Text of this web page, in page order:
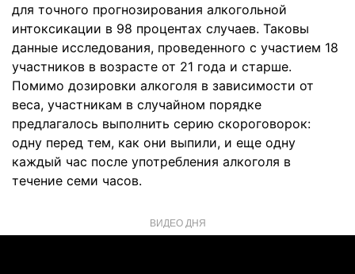
для точного прогнозирования алкогольной
интоксикации в 98 процентах случаев. Таковы
данные исследования, проведенного с участием 18
участников в возрасте от 21 года и старше.
Помимо дозировки алкоголя в зависимости от
веса, участникам в случайном порядке
предлагалось выполнить серию скороговорок:
одну перед тем, как они выпили, и еще одну
каждый час после употребления алкоголя в
течение семи часов.
ВИДЕО ДНЯ